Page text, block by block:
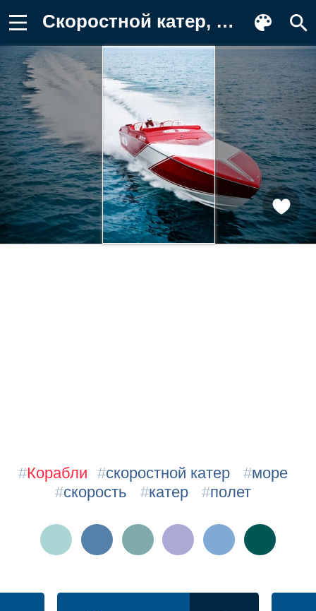
Скоростной катер, море, скорость Обои на телефон
#Корабли #скоростной катер #море
#скорость #катер #полет